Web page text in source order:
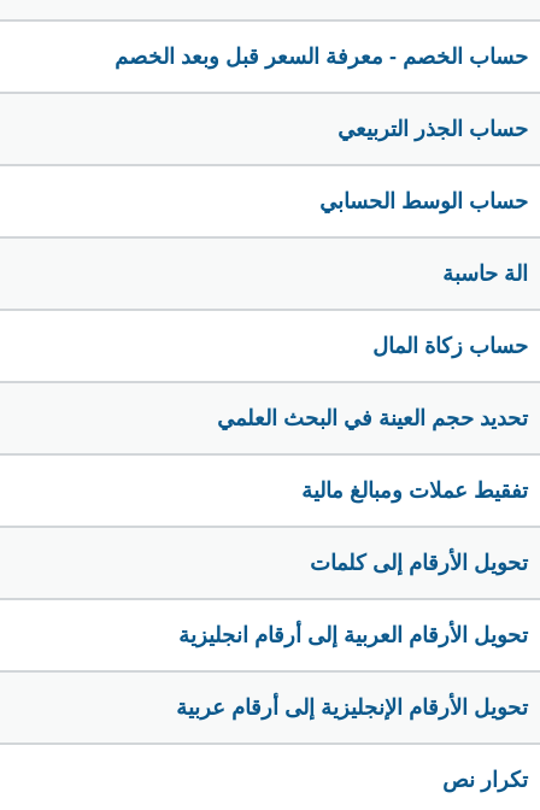
حساب الخصم - معرفة السعر قبل وبعد الخصم
حساب الجذر التربيعي
حساب الوسط الحسابي
الة حاسبة
حساب زكاة المال
تحديد حجم العينة في البحث العلمي
تفقيط عملات ومبالغ مالية
تحويل الأرقام إلى كلمات
تحويل الأرقام العربية إلى أرقام انجليزية
تحويل الأرقام الإنجليزية إلى أرقام عربية
تكرار نص